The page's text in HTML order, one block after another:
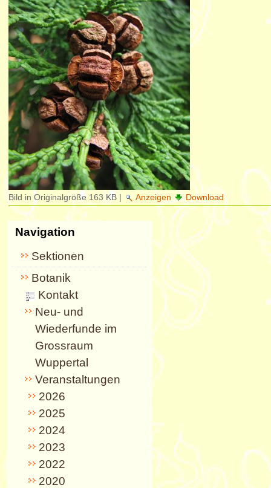
Bild in Originalgröße 163 KB | Anzeigen Download
Navigation
Sektionen
Botanik
Kontakt
Neu- und
Wiederfunde im
Grossraum
Wuppertal
Veranstaltungen
2026
2025
2024
2023
2022
2020